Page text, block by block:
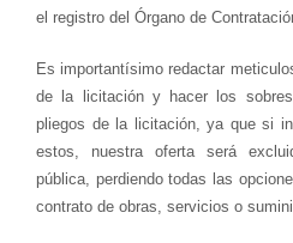
el registro del Órgano de
Es importantísimo redactar
de la licitación y hacer los
pliegos de la licitación, ya que si
estos, nuestra oferta será
pública, perdiendo todas las
contrato de obras, servicios o